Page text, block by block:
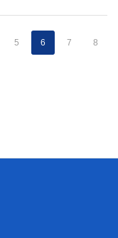
5 6 7 8